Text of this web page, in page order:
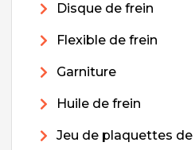
Disque de frein
Flexible de frein
Garniture
Huile de frein
Jeu de plaquettes de